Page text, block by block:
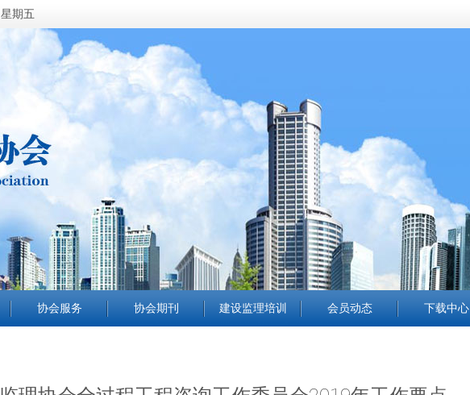
期五
协会服务 协会期刊 建设监理培训 会员动态 下载中心